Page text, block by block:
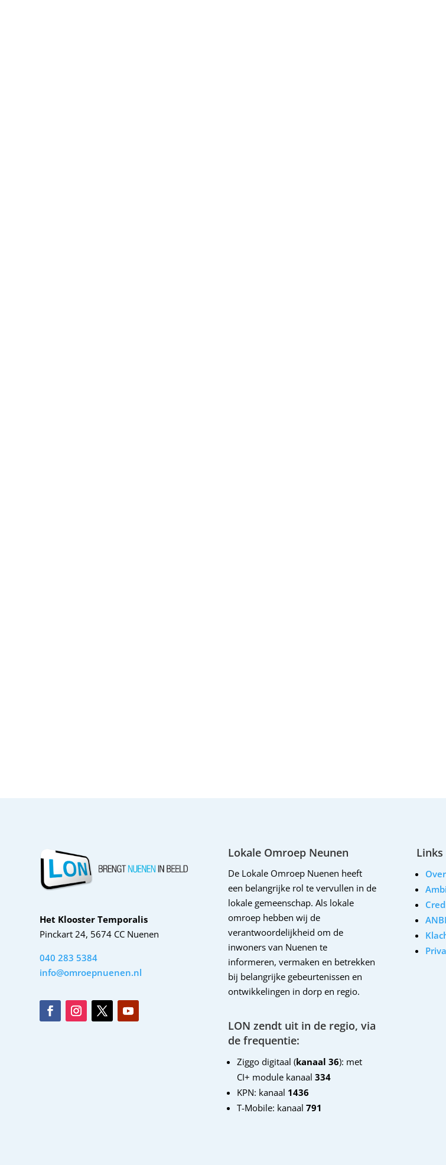
Het Klooster Temporalis
Pinckart 24, 5674 CC Nuenen
040 283 5384
info@omroepnuenen.nl
Lokale Omroep Neunen
De Lokale Omroep Nuenen heeft
een belangrijke rol te vervullen in de
lokale gemeenschap. Als lokale
omroep hebben wij de
verantwoordelijkheid om de
inwoners van Nuenen te
informeren, vermaken en betrekken
bij belangrijke gebeurtenissen en
ontwikkelingen in dorp en regio.
LON zendt uit in de regio, via
de frequentie:
Ziggo digitaal (kanaal 36): met
CI+ module kanaal 334
KPN: kanaal 1436
T-Mobile: kanaal791
Links